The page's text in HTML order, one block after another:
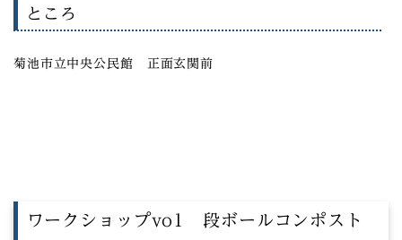
ところ
菊池市立中央公民館 正面玄関前
ワークショップvo1 段ボールコンポスト